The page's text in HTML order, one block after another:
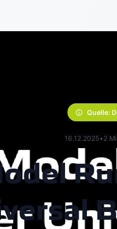
Quelle:
16.12.2025•2